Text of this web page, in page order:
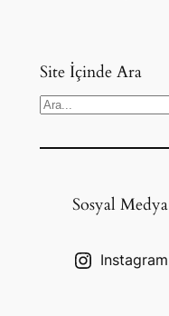
Site İçinde Ara
S
a
Sosyal Medya
Instagram